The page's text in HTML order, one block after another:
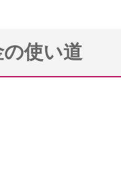
使い道